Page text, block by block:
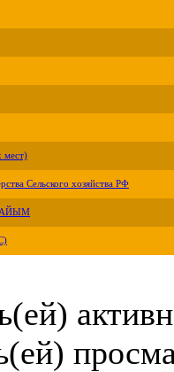
мест)
Сельского хозяйства РФ